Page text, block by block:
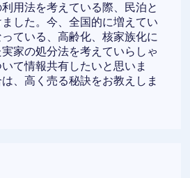
用法を考えている際、民泊と
した。今、全国的に増えてい
ている、高齢化、核家族化に
家の処分法を考えていらしゃ
て情報共有したいと思いま
、高く売る秘訣をお教えしま